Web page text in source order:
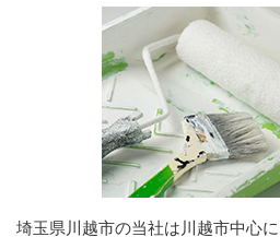
埼玉県川越市の当社は川越市中心